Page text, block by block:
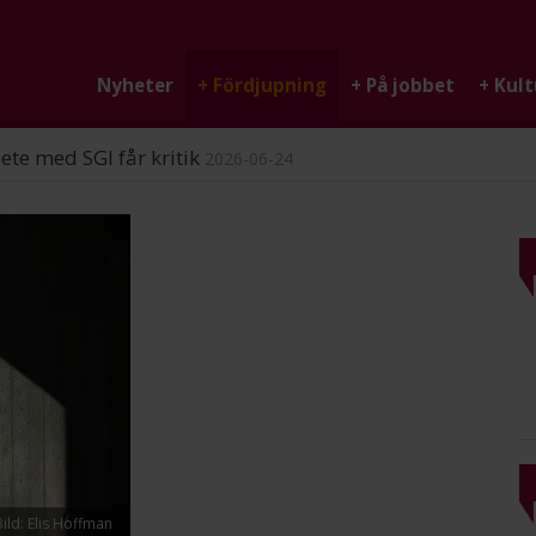
Nyheter + Fördjupning + På jobbet +
2026-06-25
Elis Hoffman